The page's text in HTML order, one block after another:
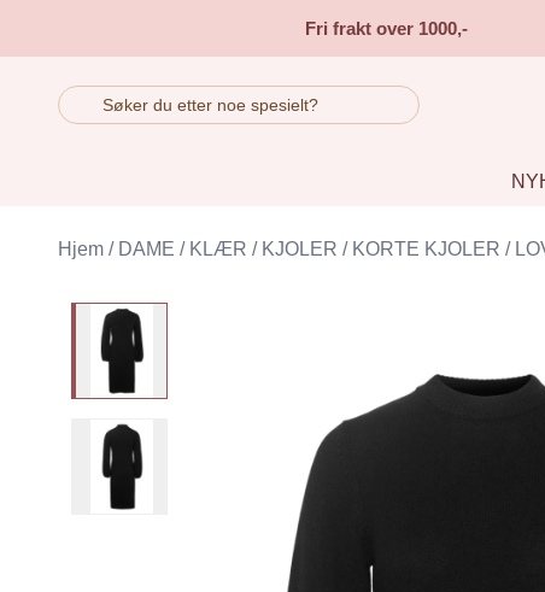
Fri frakt over 1000,-
Hjem / DAME / KLÆR / KJOLER / KORTE KJOLER /